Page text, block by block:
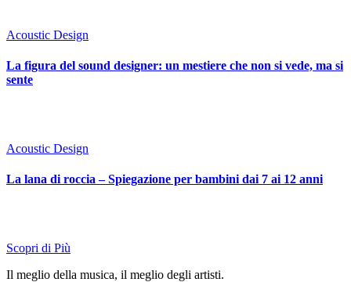
Acoustic Design
La figura del sound designer: un mestiere che non si vede, ma si
sente
Acoustic Design
La lana di roccia – Spiegazione per bambini dai 7 ai 12 anni
Scopri di Più
Il meglio della musica, il meglio degli artisti.